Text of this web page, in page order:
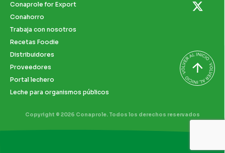
Conaprole for Export
Conahorro
Trabaja con nosotros
Recetas Foodie
Distribuidores
Proveedores
Portal lechero
Leche para organismos públicos
Copyright © 2026 Conaprole. Todos los derechos reservados